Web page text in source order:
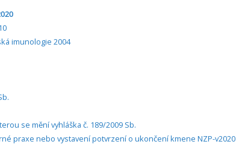
imunologie 2004
se mění vyhláška č. 189/2009 Sb.
praxe nebo vystavení potvrzení o ukončení kmene NZP-v2020